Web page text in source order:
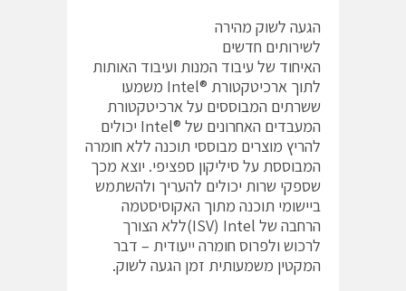
הגעה לשוק מהירה
לשירותים חדשים
האיחוד של עיבוד המנות ועיבוד האותות
לתוך ארכיטקטורת ®Intel משמעו
ששרתים המבוססים על ארכיטקטורת
המעבדים האחרונים של ®Intel יכולים
להריץ מוצרים מבוססי תוכנה ללא חומרה
המבוססת על סיליקון ספציפי. יוצא מכך
שספקי שרות יכולים להעריך ולהשתמש
ביישומי תוכנה מתוך האקוסיסטמה
הרחבה של ISV) Intel)ללא הצורך
לרכוש ולפרוס חומרה ייעודית – דבר
המקטין משמעותית זמן הגעה לשוק.